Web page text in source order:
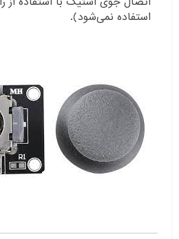
استفاده نمی‌شود).